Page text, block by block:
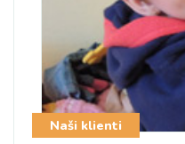
Naši klienti